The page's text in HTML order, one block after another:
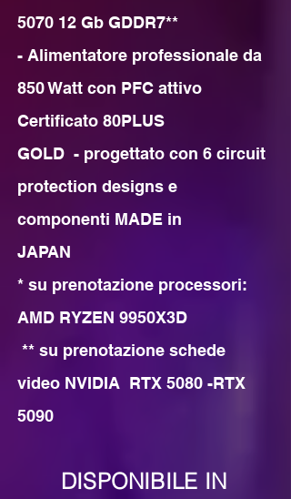
5070 12 Gb GDDR7**
- Alimentatore professionale da
850 Watt con PFC attivo
Certificato 80PLUS
GOLD  - progettato con 6 circuit
protection designs e
componenti MADE in
JAPAN
* su prenotazione processori:
AMD RYZEN 9950X3D
video NVIDIA  RTX 5080 -RTX
5090
DISPONIBILE IN